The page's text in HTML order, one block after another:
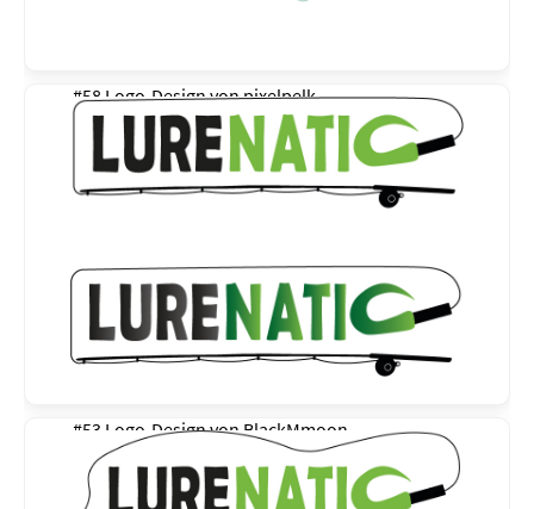
#58 Logo-Design vonpixelpelk
#53 Logo-Design vonBlackMmoon